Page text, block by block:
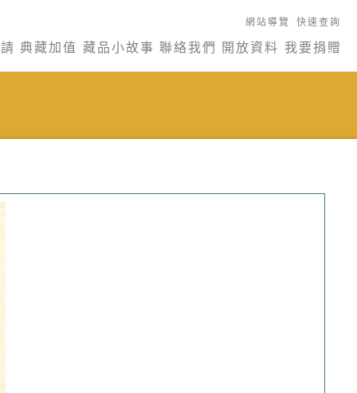
網站導覽 快速查詢
典藏加值 藏品小故事 聯絡我們 開放資料 我要捐贈